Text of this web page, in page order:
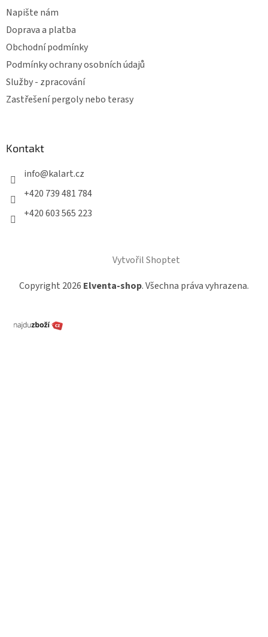
Napište nám
Doprava a platba
Obchodní podmínky
Podmínky ochrany osobních údajů
Služby - zpracování
Zastřešení pergoly nebo terasy
Kontakt
info@kalart.cz
+420 739 481 784
+420 603 565 223
Vytvořil Shoptet
Copyright 2026 Elventa-shop. Všechna práva vyhrazena.